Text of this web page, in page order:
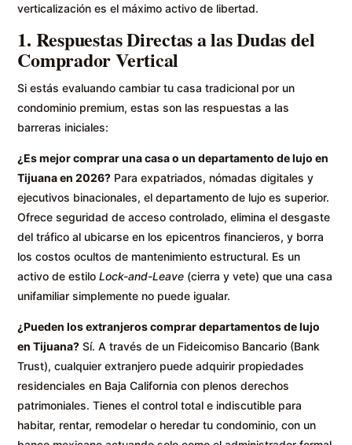
verticalización es el máximo activo de libertad.
1. Respuestas Directas a las Dudas del
Comprador Vertical
Si estás evaluando cambiar tu casa tradicional por un
condominio premium, estas son las respuestas a las
barreras iniciales:
¿Es mejor comprar una casa o un departamento de lujo en
Tijuana en 2026? Para expatriados, nómadas digitales y
ejecutivos binacionales, el departamento de lujo es superior.
Ofrece seguridad de acceso controlado, elimina el desgaste
del tráfico al ubicarse en los epicentros financieros, y borra
los costos ocultos de mantenimiento estructural. Es un
activo de estiloLock-and-Leave (cierra y vete) que una casa
unifamiliar simplemente no puede igualar.
¿Pueden los extranjeros comprar departamentos de lujo
en Tijuana? Sí. A través de un Fideicomiso Bancario (Bank
Trust), cualquier extranjero puede adquirir propiedades
residenciales en Baja California con plenos derechos
patrimoniales. Tienes el control total e indiscutible para
habitar, rentar, remodelar o heredar tu condominio, con un